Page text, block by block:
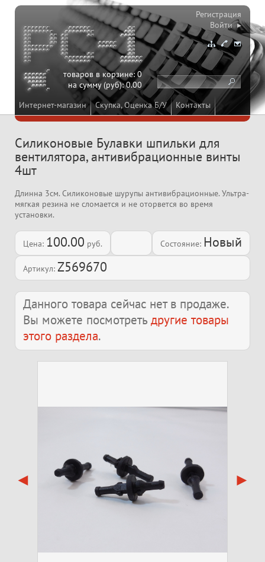
Интернет-магазин Скупка, Оценка Б/У Контакты
товаров в корзине:0
на сумму (руб):0.00
Регистрация
Войти ▸
Силиконовые Булавки шпильки для
вентилятора, антивибрационные винты
4шт
Длинна 3см. Cиликоновые шурупы антивибрационные. Ультра-
мягкая резина не сломается и не оторвется во время
установки.
Цена: 100.00 руб. Состояние: Новый
Артикул: Z569670
Данного товара сейчас нет в продаже.
Вы можете посмотреть другие товары
этого раздела.